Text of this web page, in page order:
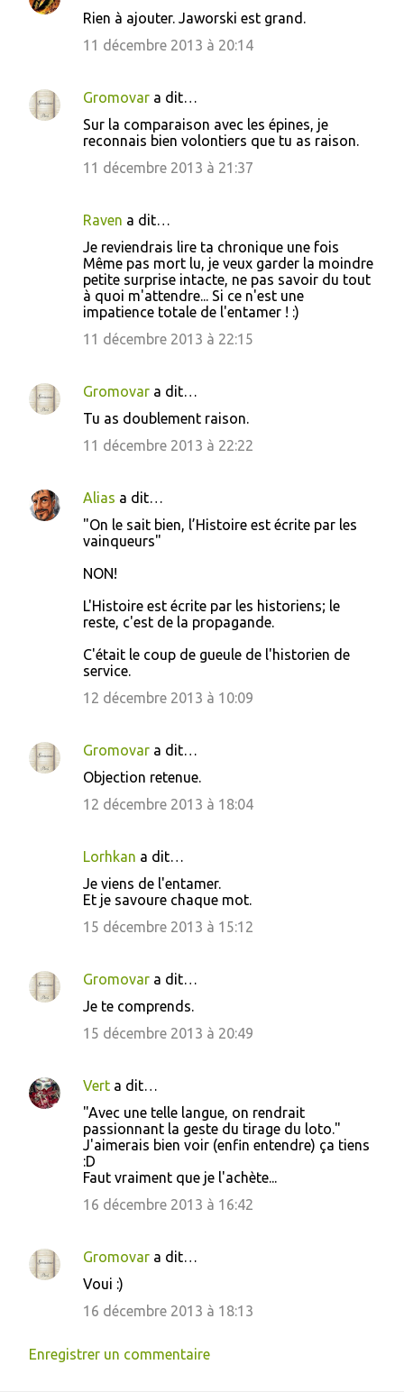
Rien à ajouter. Jaworski est grand.
11 décembre 2013 à 20:14
Gromovar a dit…
Sur la comparaison avec les épines, je
reconnais bien volontiers que tu as raison.
11 décembre 2013 à 21:37
Raven a dit…
Je reviendrais lire ta chronique une fois
Même pas mort lu, je veux garder la moindre
petite surprise intacte, ne pas savoir du tout
à quoi m'attendre... Si ce n'est une
impatience totale de l'entamer ! :)
11 décembre 2013 à 22:15
Gromovar a dit…
Tu as doublement raison.
11 décembre 2013 à 22:22
Alias a dit…
"On le sait bien, l’Histoire est écrite par les
vainqueurs"
NON!
L'Histoire est écrite par les historiens; le
reste, c'est de la propagande.
C'était le coup de gueule de l'historien de
service.
12 décembre 2013 à 10:09
Gromovar a dit…
Objection retenue.
12 décembre 2013 à 18:04
Lorhkan a dit…
Je viens de l'entamer.
Et je savoure chaque mot.
15 décembre 2013 à 15:12
Gromovar a dit…
Je te comprends.
15 décembre 2013 à 20:49
Vert a dit…
"Avec une telle langue, on rendrait
passionnant la geste du tirage du loto."
J'aimerais bien voir (enfin entendre) ça tiens
:D
Faut vraiment que je l'achète...
16 décembre 2013 à 16:42
Gromovar a dit…
Voui :)
16 décembre 2013 à 18:13
Enregistrer un commentaire